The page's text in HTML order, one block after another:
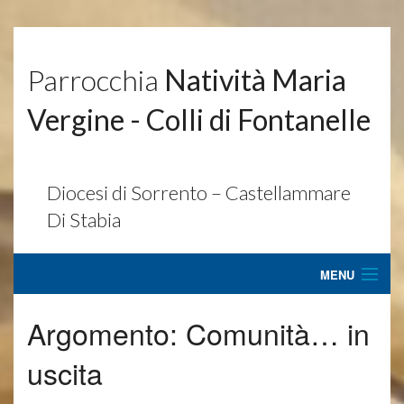
Parrocchia Natività Maria
Vergine - Colli di Fontanelle
Diocesi di Sorrento – Castellammare
Di Stabia
MENU
Parrocchia
Argomento: Comunità… in
uscita